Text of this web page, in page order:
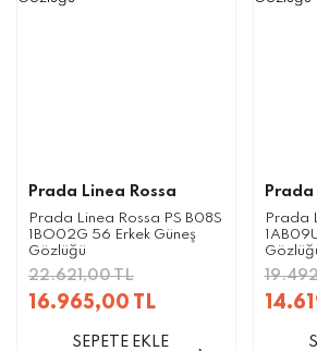
Prada Linea Rossa
Prada Linea Rossa PS B08S
1BO02G 56 Erkek Güneş
Gözlüğü
22.621,00 TL
16.965,00 TL
SEPETE EKLE
Prada
Prada